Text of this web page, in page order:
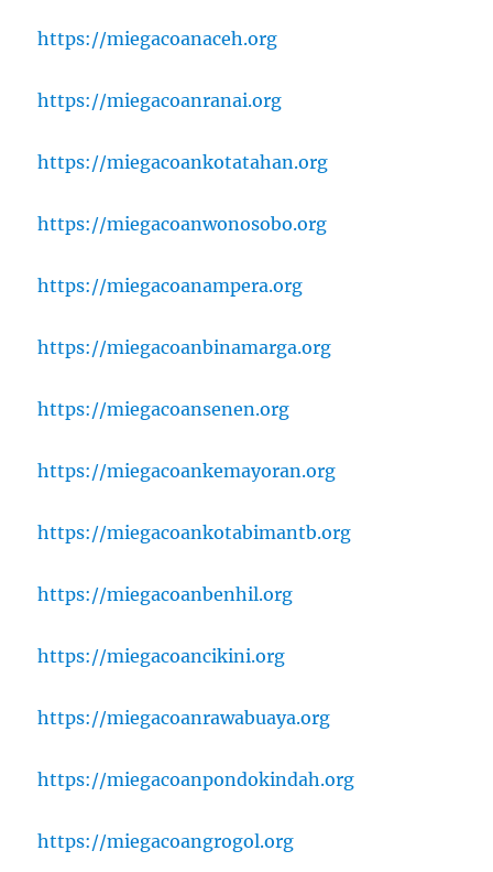
https://miegacoanaceh.org
https://miegacoanranai.org
https://miegacoankotatahan.org
https://miegacoanwonosobo.org
https://miegacoanampera.org
https://miegacoanbinamarga.org
https://miegacoansenen.org
https://miegacoankemayoran.org
https://miegacoankotabimantb.org
https://miegacoanbenhil.org
https://miegacoancikini.org
https://miegacoanrawabuaya.org
https://miegacoanpondokindah.org
https://miegacoangrogol.org